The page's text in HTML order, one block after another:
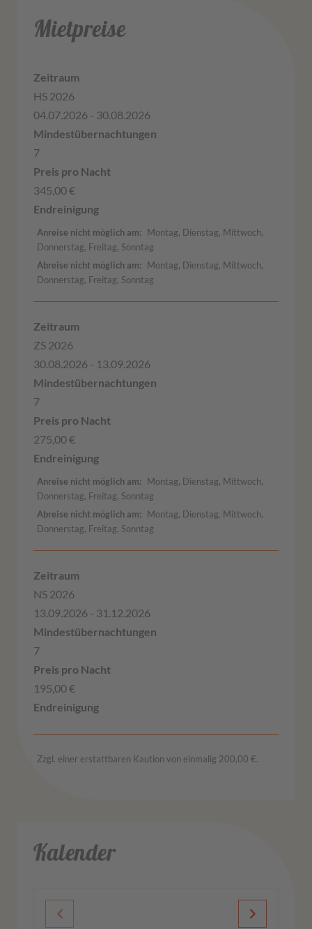
Mietpreise
HS 2026
04.07.2026 - 30.08.2026
7
345,00 €
Anreise nicht möglich am
Montag, Dienstag, Mittwoch,
Donnerstag, Freitag, Sonntag
Abreise nicht möglich am
Montag, Dienstag, Mittwoch,
Donnerstag, Freitag, Sonntag
ZS 2026
30.08.2026 - 13.09.2026
7
275,00 €
Anreise nicht möglich am
Montag, Dienstag, Mittwoch,
Donnerstag, Freitag, Sonntag
Abreise nicht möglich am
Montag, Dienstag, Mittwoch,
Donnerstag, Freitag, Sonntag
NS 2026
13.09.2026 - 31.12.2026
7
195,00 €
Zzgl. einer erstattbaren Kaution von einmalig 200,00 €.
Kalender